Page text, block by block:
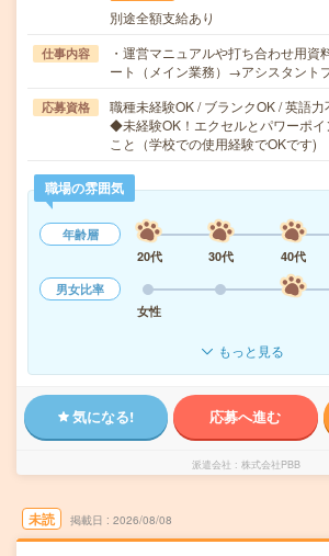
別途全額支給あり
仕事内容
・運営マニュアルや打ち合わせ用資
ート（メイン業務）→アシスタント
応募資格
職種未経験OK / ブランクOK / 英語力
◆未経験OK！エクセルとパワーポイ
こと（学校での使用経験でOKです)
職場の雰囲気
年齢層
20代
30代 40代
男女比率
女性
もっと見る
気になる! 応募へ進む
派遣会社 株式会社PBB
未読 掲載日 2026/08/08